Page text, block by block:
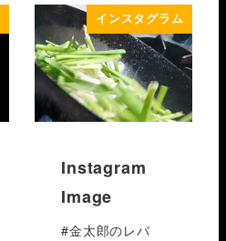
インスタグラム
Instagram
Image
#金太郎のレバ